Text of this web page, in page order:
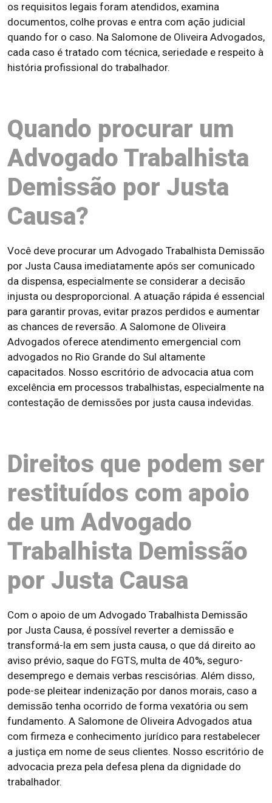
os requisitos legais foram atendidos, examina
documentos, colhe provas e entra com ação judicial
quando for o caso. Na Salomone de Oliveira Advogados,
cada caso é tratado com técnica, seriedade e respeito à
história profissional do trabalhador.
Quando procurar um
Advogado Trabalhista
Demissão por Justa
Causa?
Você deve procurar um Advogado Trabalhista Demissão
por Justa Causa imediatamente após ser comunicado
da dispensa, especialmente se considerar a decisão
injusta ou desproporcional. A atuação rápida é essencial
para garantir provas, evitar prazos perdidos e aumentar
as chances de reversão. A Salomone de Oliveira
Advogados oferece atendimento emergencial com
advogados no Rio Grande do Sul altamente
capacitados. Nosso escritório de advocacia atua com
excelência em processos trabalhistas, especialmente na
contestação de demissões por justa causa indevidas.
Direitos que podem ser
restituídos com apoio
de um Advogado
Trabalhista Demissão
por Justa Causa
Com o apoio de um Advogado Trabalhista Demissão
por Justa Causa, é possível reverter a demissão e
transformá-la em sem justa causa, o que dá direito ao
aviso prévio, saque do FGTS, multa de 40%, seguro-
desemprego e demais verbas rescisórias. Além disso,
pode-se pleitear indenização por danos morais, caso a
demissão tenha ocorrido de forma vexatória ou sem
fundamento. A Salomone de Oliveira Advogados atua
com firmeza e conhecimento jurídico para restabelecer
a justiça em nome de seus clientes. Nosso escritório de
advocacia preza pela defesa plena da dignidade do
trabalhador.